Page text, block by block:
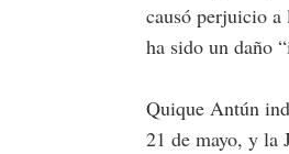
causó perjuicio
ha sido un daño
Quique Antún
21 de mayo, y la